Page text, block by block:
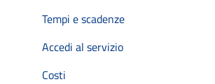
Tempi e scadenze
Accedi al servizio
Costi